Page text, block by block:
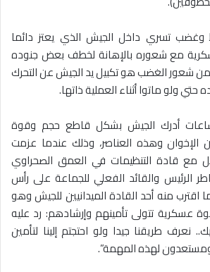
تسري داخل الجيش الذي يعتز دائما
مع شعوره بالإهانة لخطف بعض جنوده
شعور الغضب هو تكبيل يد الجيش عن التحرك
حتي ولو ماتوا أثناء العملية ذاتها.
ساعات أدرك الجيش بشكل قاطع حجم وقوة
الإخوان وهذه العناصر، وذلك عندما عزمت
مع قادة التنظيمات في العمق الصحراوي
الرئيس والقائد الفعلي للجماعة على رأس
منه أحد القادة الميدانيين للجيش وهو
عسكرية تتولى تأمينهم وإرشادهم: رد عليه
نعرف طريقنا جيدا ولو احتجتم إلينا لتأمين
لهذه المهمة”.